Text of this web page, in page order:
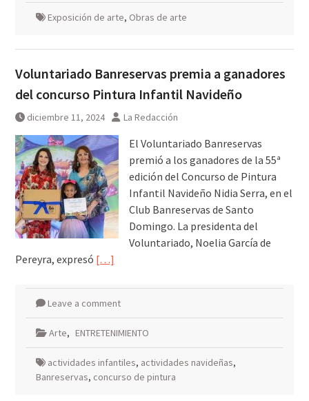
Exposición de arte, Obras de arte
Voluntariado Banreservas premia a ganadores
del concurso Pintura Infantil Navideño
diciembre 11, 2024 La Redacción
El Voluntariado Banreservas
premió a los ganadores de la 55ª
edición del Concurso de Pintura
Infantil Navideño Nidia Serra, en el
Club Banreservas de Santo
Domingo. La presidenta del
Voluntariado, Noelia García de
Pereyra, expresó […]
Leave a comment
Arte, ENTRETENIMIENTO
actividades infantiles, actividades navideñas,
Banreservas, concurso de pintura